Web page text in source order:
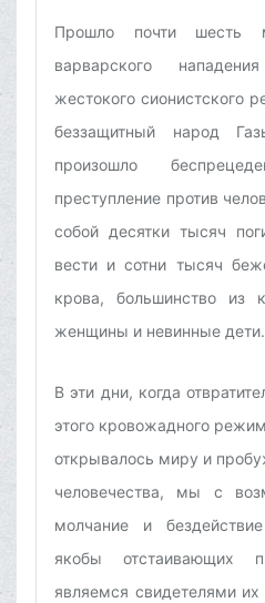
Прошло почти шесть
варварского
жестокого сионистского
беззащитный народ
произошло
преступление против
собой десятки тысяч
вести и сотни тысяч
крова, большинство из
женщины и невинные дети.
В эти дни, когда
этого кровожадного
открывалось миру и
человечества, мы с
молчание и
якобы отстаивающих
являемся свидетелями их